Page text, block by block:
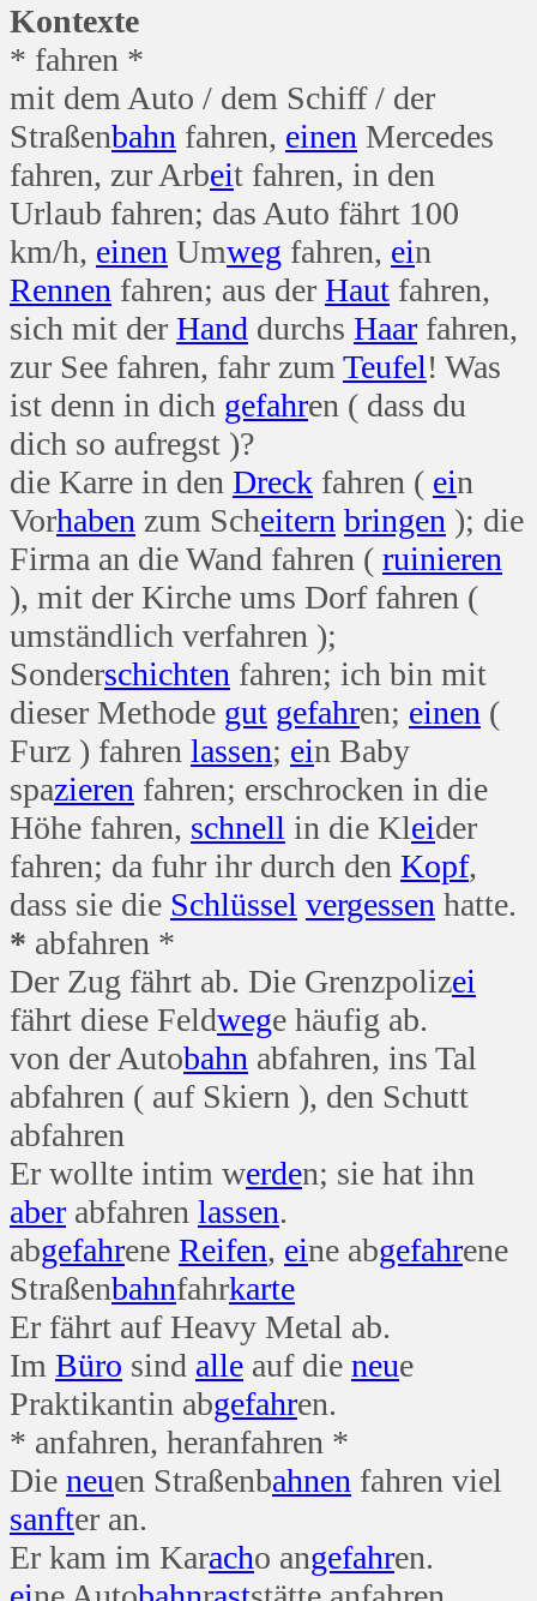
Kontexte
* fahren *
mit dem Auto / dem Schiff / der
Straßenbahn fahren, einen Mercedes
fahren, zur Arbeit fahren, in den
Urlaub fahren; das Auto fährt 100
km/h, einen Umweg fahren, ein
Rennen fahren; aus der Haut fahren,
sich mit der Hand durchs Haar fahren,
zur See fahren, fahr zum Teufel! Was
ist denn in dich gefahren ( dass du
dich so aufregst )?
die Karre in den Dreck fahren ( ein
Vorhaben zum Scheitern bringen ); die
Firma an die Wand fahren ( ruinieren
), mit der Kirche ums Dorf fahren (
umständlich verfahren );
Sonderschichten fahren; ich bin mit
dieser Methode gut gefahren; einen (
Furz ) fahren lassen; ein Baby
spazieren fahren; erschrocken in die
Höhe fahren, schnell in die Kleider
fahren; da fuhr ihr durch den Kopf,
dass sie die Schlüssel vergessen hatte.
* abfahren *
Der Zug fährt ab. Die Grenzpolizei
fährt diese Feldwege häufig ab.
von der Autobahn abfahren, ins Tal
abfahren ( auf Skiern ), den Schutt
abfahren
Er wollte intim werden; sie hat ihn
aber abfahren lassen.
abgefahrene Reifen, eine abgefahrene
Straßenbahnfahrkarte
Er fährt auf Heavy Metal ab.
Im Büro sind alle auf die neue
Praktikantin abgefahren.
* anfahren, heranfahren *
Die neuen Straßenbahnen fahren viel
sanfter an.
Er kam im Karacho angefahren.